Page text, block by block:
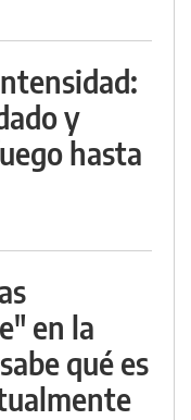
y
hasta
en la
qué es